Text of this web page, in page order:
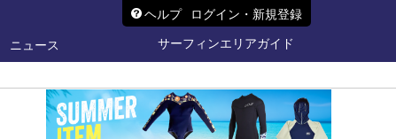
ヘルプ ログイン・新規登録
ニュース
サーフィンエリアガイド